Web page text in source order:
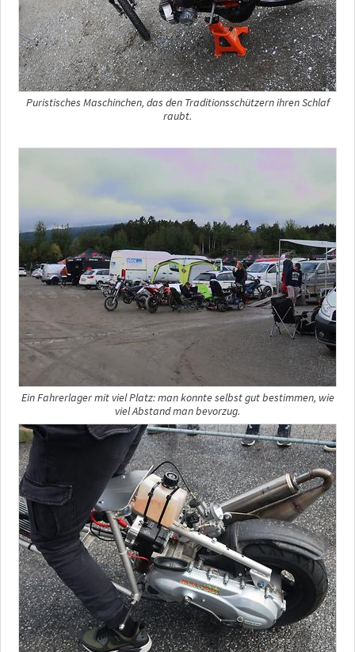
Puristisches Maschinchen, das den Traditionsschützern ihren Schlaf
raubt.
Ein Fahrerlager mit viel Platz: man konnte selbst gut bestimmen, wie
viel Abstand man bevorzug.